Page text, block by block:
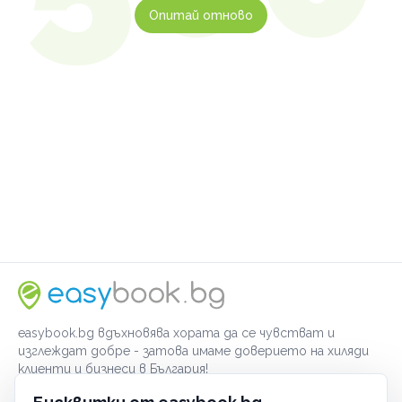
Опитай отново
easybook.bg вдъхновява хората да се чувстват и
изглеждат добре - затова имаме доверието на хиляди
клиенти и бизнеси в България!